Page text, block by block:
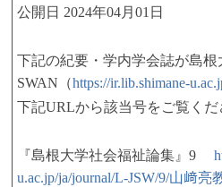
公開日 2024年04月01日
下記の紀要・学内学会誌が島根
SWAN（https://ir.lib.shimane-
下記URLから該当号をご覧くだ
『島根大学社会福祉論集』9
u.ac.jp/ja/journal/L-JSW/9/山﨑